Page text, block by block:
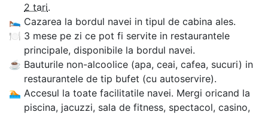
2 tari.
🛌 Cazarea la bordul navei in tipul de cabina ales.
🍽 3 mese pe zi ce pot fi servite in restaurantele
principale, disponibile la bordul navei.
☕ Bauturile non-alcoolice (apa, ceai, cafea, sucuri) in
restaurantele de tip bufet (cu autoservire).
🏊‍ Accesul la toate facilitatile navei. Mergi oricand la
piscina, jacuzzi, sala de fitness, spectacol, casino,